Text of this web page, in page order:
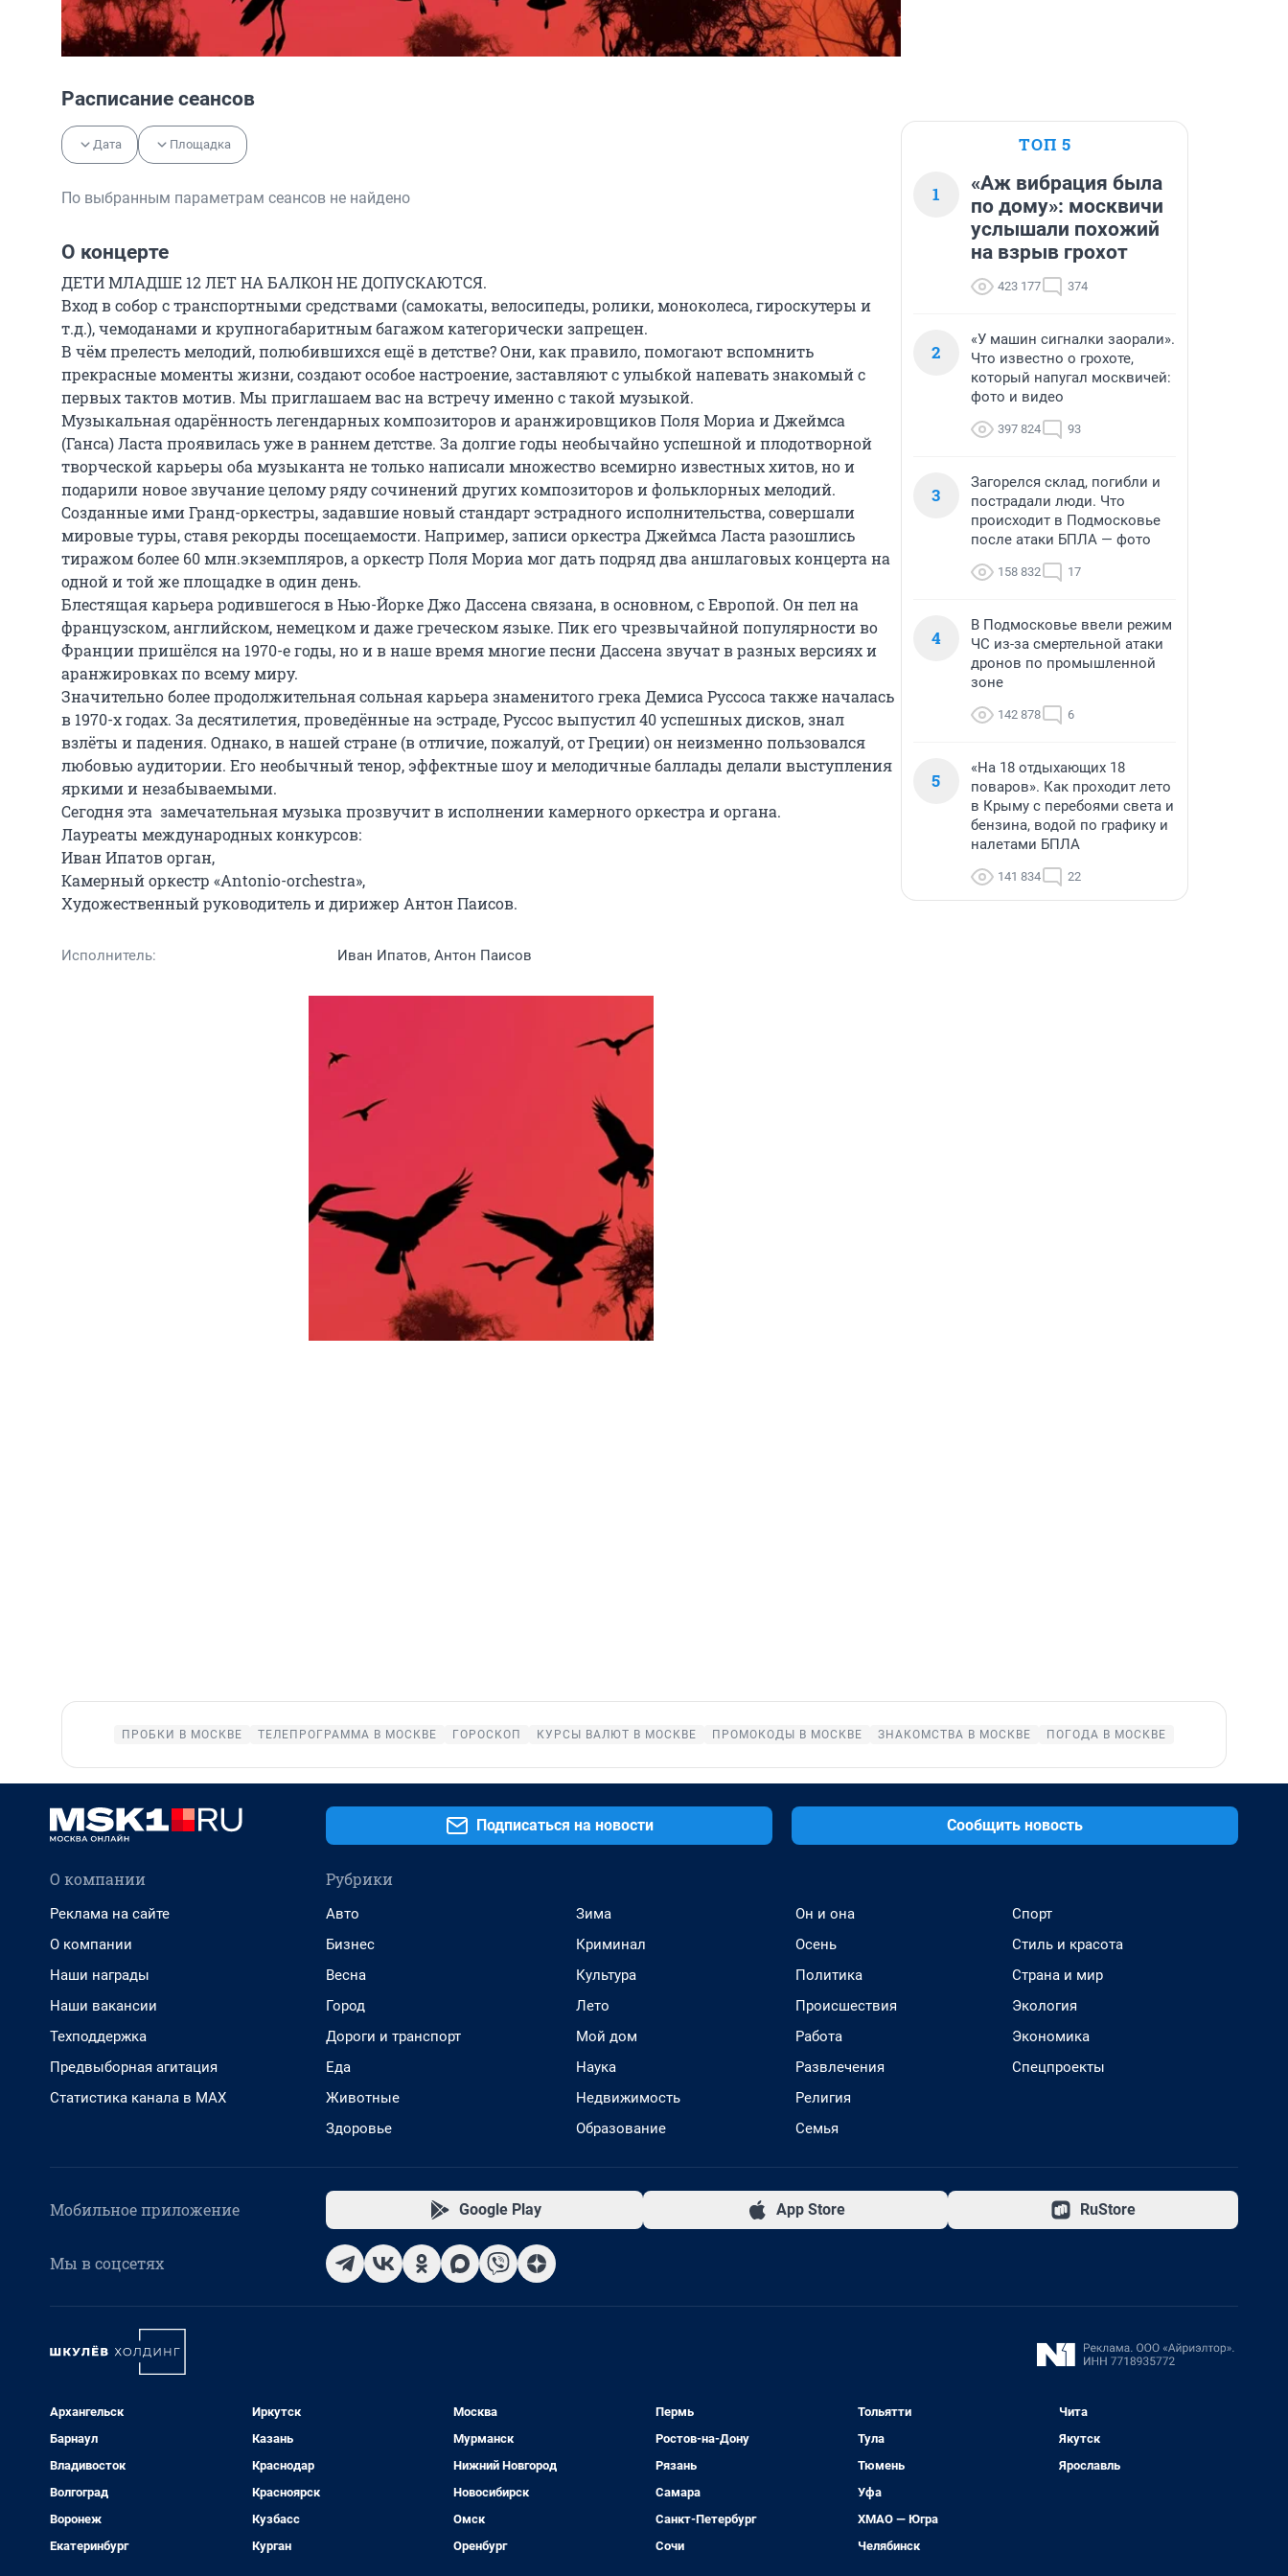
Расписание сеансов
Дата Площадка
По выбранным параметрам сеансов не найдено
О концерте
ДЕТИ МЛАДШЕ 12 ЛЕТ НА БАЛКОН НЕ ДОПУСКАЮТСЯ.
Вход в собор с транспортными средствами (самокаты, велосипеды, ролики, моноколеса, гироскутеры и
т.д.), чемоданами и крупногабаритным багажом категорически запрещен.
В чём прелесть мелодий, полюбившихся ещё в детстве? Они, как правило, помогают вспомнить
прекрасные моменты жизни, создают особое настроение, заставляют с улыбкой напевать знакомый с
первых тактов мотив. Мы приглашаем вас на встречу именно с такой музыкой.
Музыкальная одарённость легендарных композиторов и аранжировщиков Поля Мориа и Джеймса
(Ганса) Ласта проявилась уже в раннем детстве. За долгие годы необычайно успешной и плодотворной
творческой карьеры оба музыканта не только написали множество всемирно известных хитов, но и
подарили новое звучание целому ряду сочинений других композиторов и фольклорных мелодий.
Созданные ими Гранд-оркестры, задавшие новый стандарт эстрадного исполнительства, совершали
мировые туры, ставя рекорды посещаемости. Например, записи оркестра Джеймса Ласта разошлись
тиражом более 60 млн.экземпляров, а оркестр Поля Мориа мог дать подряд два аншлаговых концерта на
одной и той же площадке в один день.
Блестящая карьера родившегося в Нью-Йорке Джо Дассена связана, в основном, с Европой. Он пел на
французском, английском, немецком и даже греческом языке. Пик его чрезвычайной популярности во
Франции пришёлся на 1970-е годы, но и в наше время многие песни Дассена звучат в разных версиях и
аранжировках по всему миру.
Значительно более продолжительная сольная карьера знаменитого грека Демиса Руссоса также началась
в 1970-х годах. За десятилетия, проведённые на эстраде, Руссос выпустил 40 успешных дисков, знал
взлёты и падения. Однако, в нашей стране (в отличие, пожалуй, от Греции) он неизменно пользовался
любовью аудитории. Его необычный тенор, эффектные шоу и мелодичные баллады делали выступления
яркими и незабываемыми.
Сегодня эта  замечательная музыка прозвучит в исполнении камерного оркестра и органа.
Лауреаты международных конкурсов:
Иван Ипатов орган,
Камерный оркестр «Antonio-orсhestra»,
Художественный руководитель и дирижер Антон Паисов.
Исполнитель: Иван Ипатов, Антон Паисов
ТОП 5
1
«Аж вибрация была
по дому»: москвичи
услышали похожий
на взрыв грохот
423 177 374
2
«У машин сигналки заорали».
Что известно о грохоте,
который напугал москвичей:
фото и видео
397 824 93
3
Загорелся склад, погибли и
пострадали люди. Что
происходит в Подмосковье
после атаки БПЛА — фото
158 832 17
4
В Подмосковье ввели режим
ЧС из-за смертельной атаки
дронов по промышленной
зоне
142 878 6
5
«На 18 отдыхающих 18
поваров». Как проходит лето
в Крыму с перебоями света и
бензина, водой по графику и
налетами БПЛА
141 834 22
ПРОБКИ В МОСКВЕ ТЕЛЕПРОГРАММА В МОСКВЕ ГОРОСКОП КУРСЫ ВАЛЮТ В МОСКВЕ ПРОМОКОДЫ В МОСКВЕ ЗНАКОМСТВА В МОСКВЕ ПОГОДА В МОСКВЕ
Подписаться на новости Сообщить новость
О компании
Реклама на сайте
О компании
Наши награды
Наши вакансии
Техподдержка
Предвыборная агитация
Статистика канала в MAX
Рубрики
Авто
Бизнес
Весна
Город
Дороги и транспорт
Еда
Животные
Здоровье
Зима
Криминал
Культура
Лето
Мой дом
Наука
Недвижимость
Образование
Он и она
Осень
Политика
Происшествия
Работа
Развлечения
Религия
Семья
Спорт
Стиль и красота
Страна и мир
Экология
Экономика
Спецпроекты
Мобильное приложение Google Play App Store RuStore
Мы в соцсетях
Архангельск
Барнаул
Владивосток
Волгоград
Воронеж
Екатеринбург
Иркутск
Казань
Краснодар
Красноярск
Кузбасс
Курган
Москва
Мурманск
Нижний Новгород
Новосибирск
Омск
Оренбург
Пермь
Ростов-на-Дону
Рязань
Самара
Санкт-Петербург
Сочи
Тольятти
Тула
Тюмень
Уфа
ХМАО — Югра
Челябинск
Чита
Якутск
Ярославль